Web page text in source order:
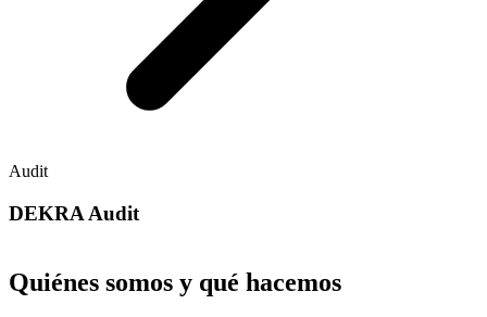
Audit
DEKRA Audit
Quiénes somos y qué hacemos